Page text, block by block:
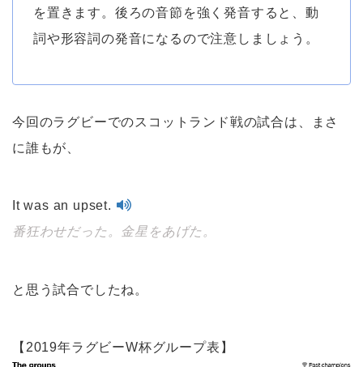
を置きます。後ろの音節を強く発音すると、動
詞や形容詞の発音になるので注意しましょう。
今回のラグビーでのスコットランド戦の試合は、まさ
に誰もが、
It was an upset.
番狂わせだった。金星をあげた。
と思う試合でしたね。
【2019年ラグビーW杯グループ表】